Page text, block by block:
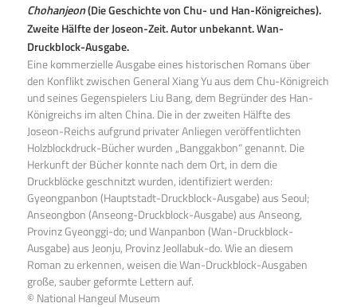
Chohanjeon(Die Geschichte von Chu- und Han-Königreiches).
Zweite Hälfte der Joseon-Zeit. Autor unbekannt. Wan-
Druckblock-Ausgabe.
Eine kommerzielle Ausgabe eines historischen Romans über
den Konflikt zwischen General Xiang Yu aus dem Chu-Königreich
und seines Gegenspielers Liu Bang, dem Begründer des Han-
Königreichs im alten China. Die in der zweiten Hälfte des
Joseon-Reichs aufgrund privater Anliegen veröffentlichten
Holzblockdruck-Bücher wurden „Banggakbon“ genannt. Die
Herkunft der Bücher konnte nach dem Ort, in dem die
Druckblöcke geschnitzt wurden, identifiziert werden:
Gyeongpanbon (Hauptstadt-Druckblock-Ausgabe) aus Seoul;
Anseongbon (Anseong-Druckblock-Ausgabe) aus Anseong,
Provinz Gyeonggi-do; und Wanpanbon (Wan-Druckblock-
Ausgabe) aus Jeonju, Provinz Jeollabuk-do. Wie an diesem
Roman zu erkennen, weisen die Wan-Druckblock-Ausgaben
große, sauber geformte Lettern auf.
© National Hangeul Museum